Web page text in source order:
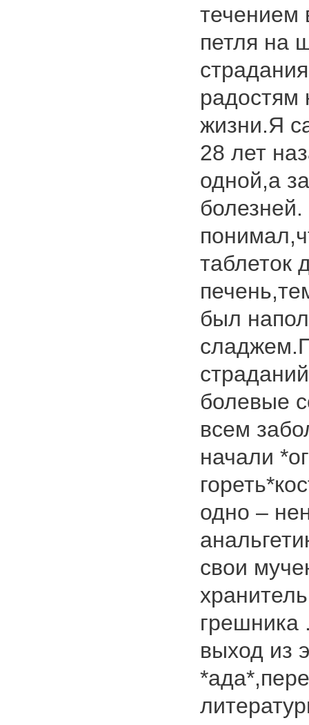
течением
петля на
радостям
жизни.Я
28 лет
одной,а
таблеток
был
болевые
всем
начали
одно –
свои
грешника
выход из